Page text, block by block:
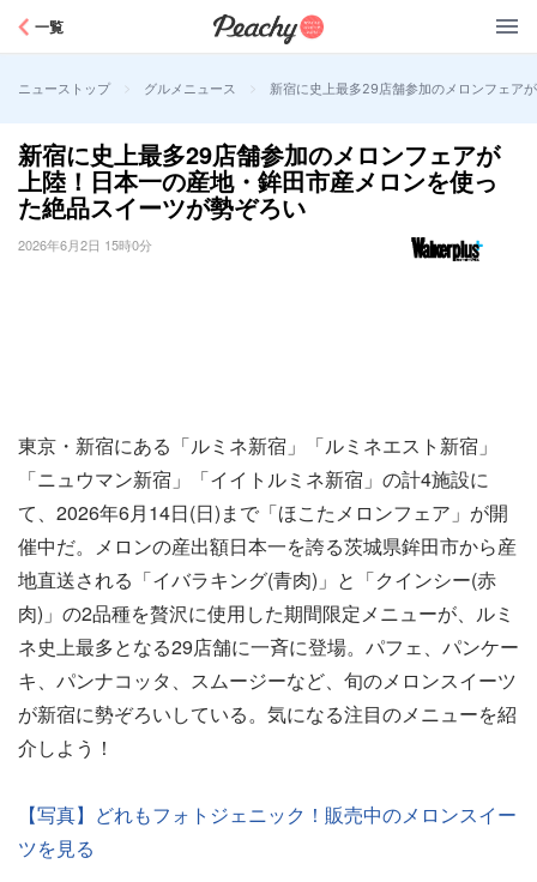
一覧
ニューストップ > グルメニュース > 新宿に史上最多29店舗参加のメロンフェア
新宿に史上最多29店舗参加のメロンフェアが
上陸！日本一の産地・鉾田市産メロンを使っ
た絶品スイーツが勢ぞろい
2026年6月2日 15時0分
東京・新宿にある「ルミネ新宿」「ルミネエスト新宿」
「ニュウマン新宿」「イイトルミネ新宿」の計4施設に
て、2026年6月14日(日)まで「ほこたメロンフェア」が開
催中だ。メロンの産出額日本一を誇る茨城県鉾田市から産
地直送される「イバラキング(青肉)」と「クインシー(赤
肉)」の2品種を贅沢に使用した期間限定メニューが、ルミ
ネ史上最多となる29店舗に一斉に登場。パフェ、パンケー
キ、パンナコッタ、スムージーなど、旬のメロンスイーツ
が新宿に勢ぞろいしている。気になる注目のメニューを紹
介しよう！
【写真】どれもフォトジェニック！販売中のメロンスイー
ツを見る